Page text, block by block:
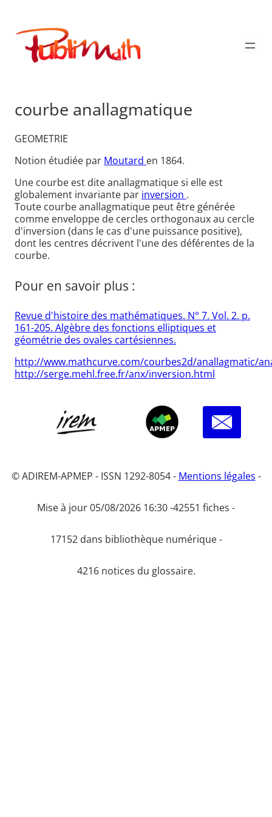
contenu
Publimath
courbe anallagmatique
GEOMETRIE
Notion étudiée par Moutard en 1864.
Une courbe est dite anallagmatique si elle est
globalement invariante par inversion .
Toute courbe anallagmatique peut être générée
comme enveloppe de cercles orthogonaux au cercle
d'inversion (dans le cas d'une puissance positive),
dont les centres décrivent l'une des déférentes de la
courbe.
Pour en savoir plus :
Revue d'histoire des mathématiques. N° 7. Vol. 2. p.
161-205. Algèbre des fonctions elliptiques et
géométrie des ovales cartésiennes.
http://www.mathcurve.com/courbes2d/anallagmatic/
http://serge.mehl.free.fr/anx/inversion.html
© ADIREM-APMEP - ISSN 1292-8054 - Mentions légales -
Mise à jour 05/08/2026 16:30 -42551 fiches -
17152 dans bibliothèque numérique -
4216 notices du glossaire.